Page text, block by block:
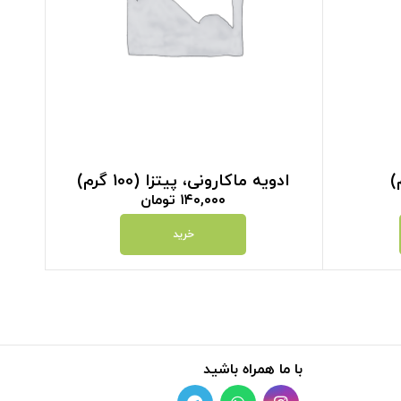
ادویه ماکارونی، پیتزا (100 گرم)
۱۴۰,۰۰۰ تومان
خرید
با ما همراه باشید